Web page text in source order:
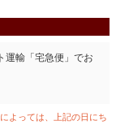
運輸「宅急便」 でお
よっては、上記の日にち